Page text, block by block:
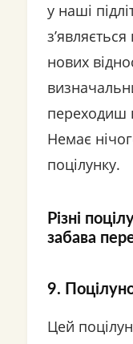
у наші
нових
переходиш
Немає
поцілунку.
Різні
забава
9.
Цей